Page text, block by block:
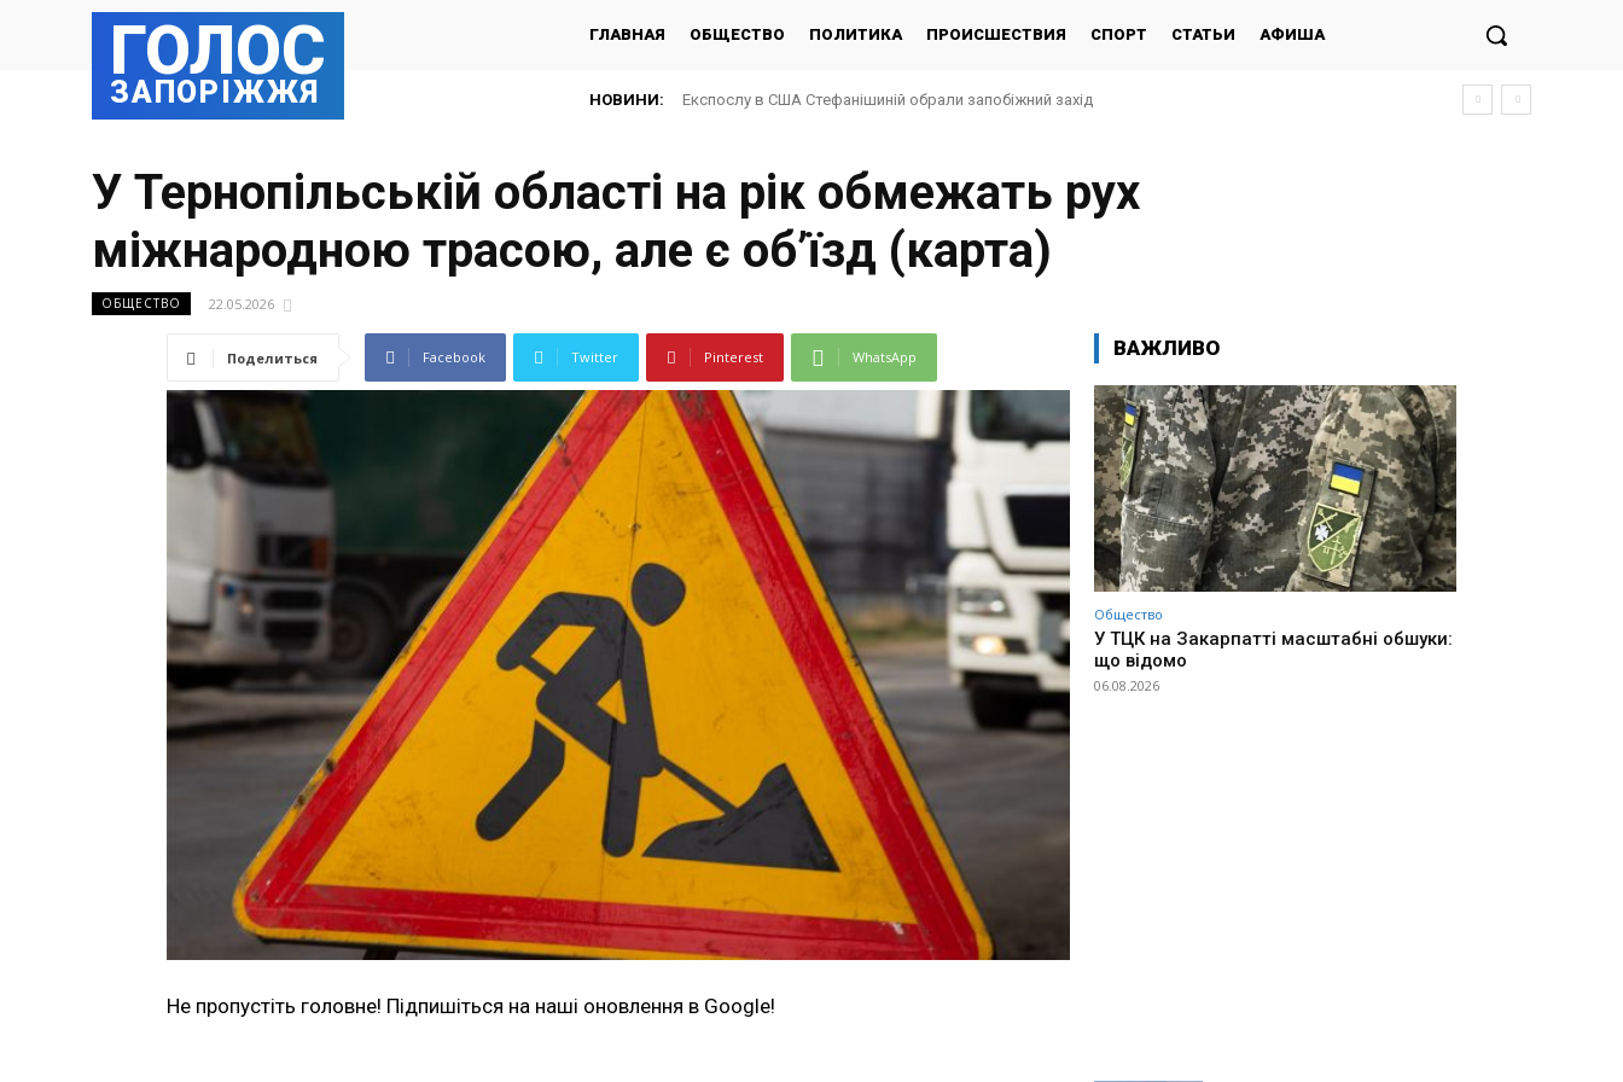
ГОЛОС
ЗАПОРІЖЖЯ
ГЛАВНАЯ ОБЩЕСТВО ПОЛИТИКА ПРОИСШЕСТВИЯ СПОРТ СТАТЬИ АФИША
НОВИНИ: Експослу в США Стефанішиній обрали запобіжний захід
У Тернопільській області на рік обмежать рух
міжнародною трасою, але є об’їзд (карта)
ОБЩЕСТВО 22.05.2026
Поделиться Facebook Twitter Pinterest WhatsApp
Не пропустіть головне! Підпишіться на наші оновлення в Google!
ВАЖЛИВО
Общество
У ТЦК на Закарпатті масштабні обшуки:
що відомо
06.08.2026